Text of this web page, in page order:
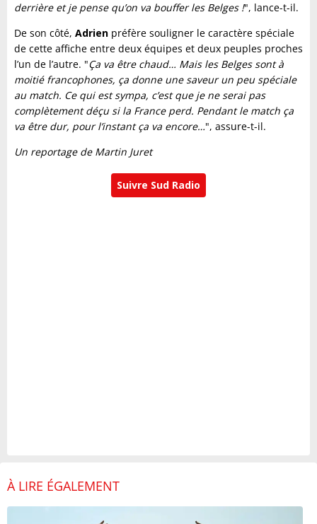
derrière et je pense qu’on va bouffer les Belges !", lance-t-il.
De son côté, Adrien préfère souligner le caractère spéciale
de cette affiche entre deux équipes et deux peuples proches
l’un de l’autre. "Ça va être chaud… Mais les Belges sont à
moitié francophones, ça donne une saveur un peu spéciale
au match. Ce qui est sympa, c’est que je ne serai pas
complètement déçu si la France perd. Pendant le match ça
va être dur, pour l’instant ça va encore…", assure-t-il.
Un reportage de Martin Juret
Suivre Sud Radio
À LIRE ÉGALEMENT